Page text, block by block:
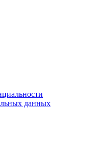
данных